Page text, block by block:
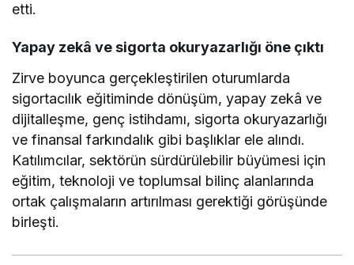
etti.
Yapay zekâ ve sigorta okuryazarlığı öne çıktı
Zirve boyunca gerçekleştirilen oturumlarda
sigortacılık eğitiminde dönüşüm, yapay zekâ ve
dijitalleşme, genç istihdamı, sigorta okuryazarlığı
ve finansal farkındalık gibi başlıklar ele alındı.
Katılımcılar, sektörün sürdürülebilir büyümesi için
eğitim, teknoloji ve toplumsal bilinç alanlarında
ortak çalışmaların artırılması gerektiği görüşünde
birleşti.